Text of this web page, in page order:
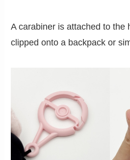
A carabiner is attached to the
clipped onto a backpack or